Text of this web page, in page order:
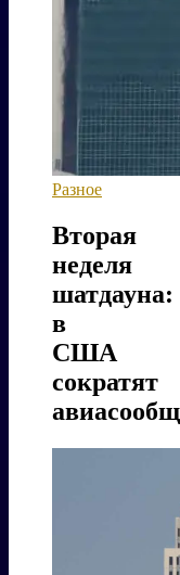
Разное
Вторая
неделя
шатдауна:
в
США
сократят